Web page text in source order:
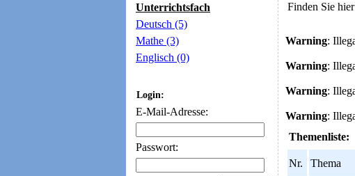
Unterrichtsfach
Deutsch (5)
Mathe (3)
Englisch (0)
Login:
E-Mail-Adresse:
Passwort:
Finden Sie
Warning:
Warning:
Warning:
Warning:
Themenliste:
Nr. Thema